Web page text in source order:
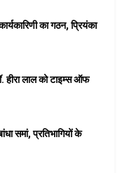
का गठन, प्रियंका
हीरा लाल को टाइम्स ऑफ
समां, प्रतिभागियों के